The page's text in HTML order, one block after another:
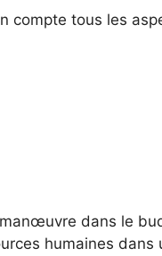
compte tous les
dans le
humaines